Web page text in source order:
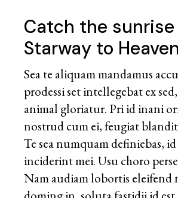
Catch the
Starway to Heaven
Sea te aliquam mandamus
prodessi set intellegebat ex
animal gloriatur. Pri id inani
nostrud cum ei, feugiat
Te sea numquam definiebas,
inciderint mei. Usu choro
Nam audiam lobortis eleifend